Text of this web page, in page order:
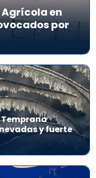
en
por
Temprana
y fuerte